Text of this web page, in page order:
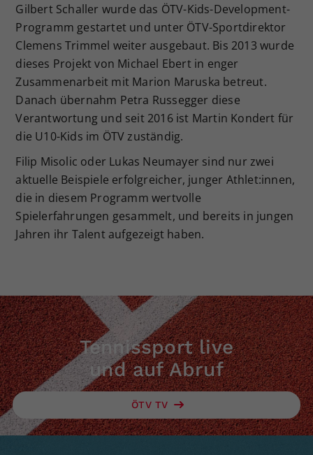
Gilbert Schaller wurde das ÖTV-Kids-Development-
Programm gestartet und unter ÖTV-Sportdirektor
Clemens Trimmel weiter ausgebaut. Bis 2013 wurde
dieses Projekt von Michael Ebert in enger
Zusammenarbeit mit Marion Maruska betreut.
Danach übernahm Petra Russegger diese
Verantwortung und seit 2016 ist Martin Kondert für
die U10-Kids im ÖTV zuständig.
Filip Misolic oder Lukas Neumayer sind nur zwei
aktuelle Beispiele erfolgreicher, junger Athlet:innen,
die in diesem Programm wertvolle
Spielerfahrungen gesammelt, und bereits in jungen
Jahren ihr Talent aufgezeigt haben.
Tennissport live
und auf Abruf
ÖTV TV